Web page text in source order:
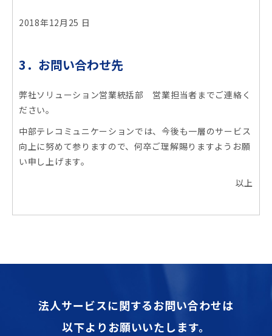
2018年12月25 日
3．お問い合わせ先
弊社ソリューション営業統括部 営業担当者までご連絡く
ださい。
中部テレコミュニケーションでは、今後も一層のサービス
向上に努めて参りますので、何卒ご理解賜りますようお願
い申し上げます。
以上
法人サービスに関するお問い合わせは
以下よりお願いいたします。